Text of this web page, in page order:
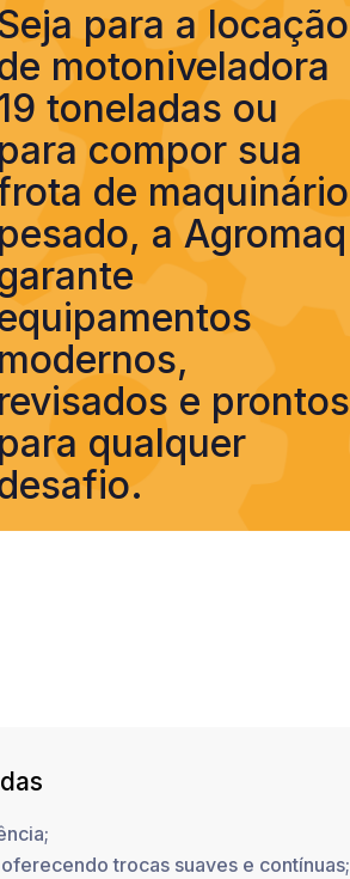
para a locação
motoniveladora
toneladas ou
para compor sua
de maquinário
pesado, a Agromaq
modernos,
revisados e prontos
para qualquer
trocas suaves e contínuas;